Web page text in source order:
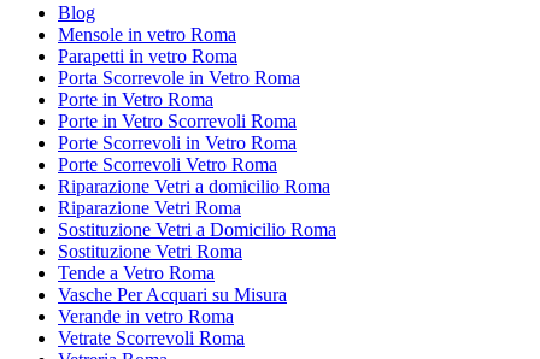
Blog
Mensole in vetro Roma
Parapetti in vetro Roma
Porta Scorrevole in Vetro Roma
Porte in Vetro Roma
Porte in Vetro Scorrevoli Roma
Porte Scorrevoli in Vetro Roma
Porte Scorrevoli Vetro Roma
Riparazione Vetri a domicilio Roma
Riparazione Vetri Roma
Sostituzione Vetri a Domicilio Roma
Sostituzione Vetri Roma
Tende a Vetro Roma
Vasche Per Acquari su Misura
Verande in vetro Roma
Vetrate Scorrevoli Roma